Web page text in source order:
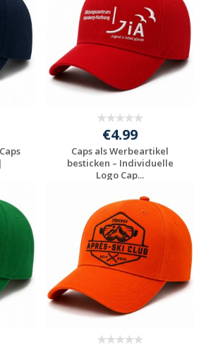
€4.99
Caps als Werbeartikel
besticken – Individuelle
Logo Cap...
Jetzt Angebot
anfordern